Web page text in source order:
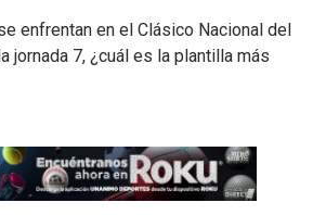
enfrentan en el Clásico Nacional del
jornada 7, ¿cuál es la plantilla más